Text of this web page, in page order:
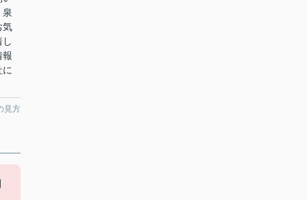
気
報
見方